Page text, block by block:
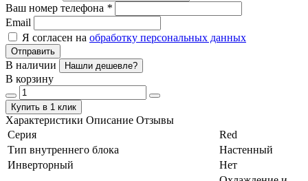
Ваш номер телефона *
Email
Я согласен на обработку персональных данных
Отправить
В наличии Нашли дешевле?
В корзину
Купить в 1 клик
Характеристики Описание Отзывы
Серия
Red
Тип внутреннего блока
Настенный
Инверторный
Нет